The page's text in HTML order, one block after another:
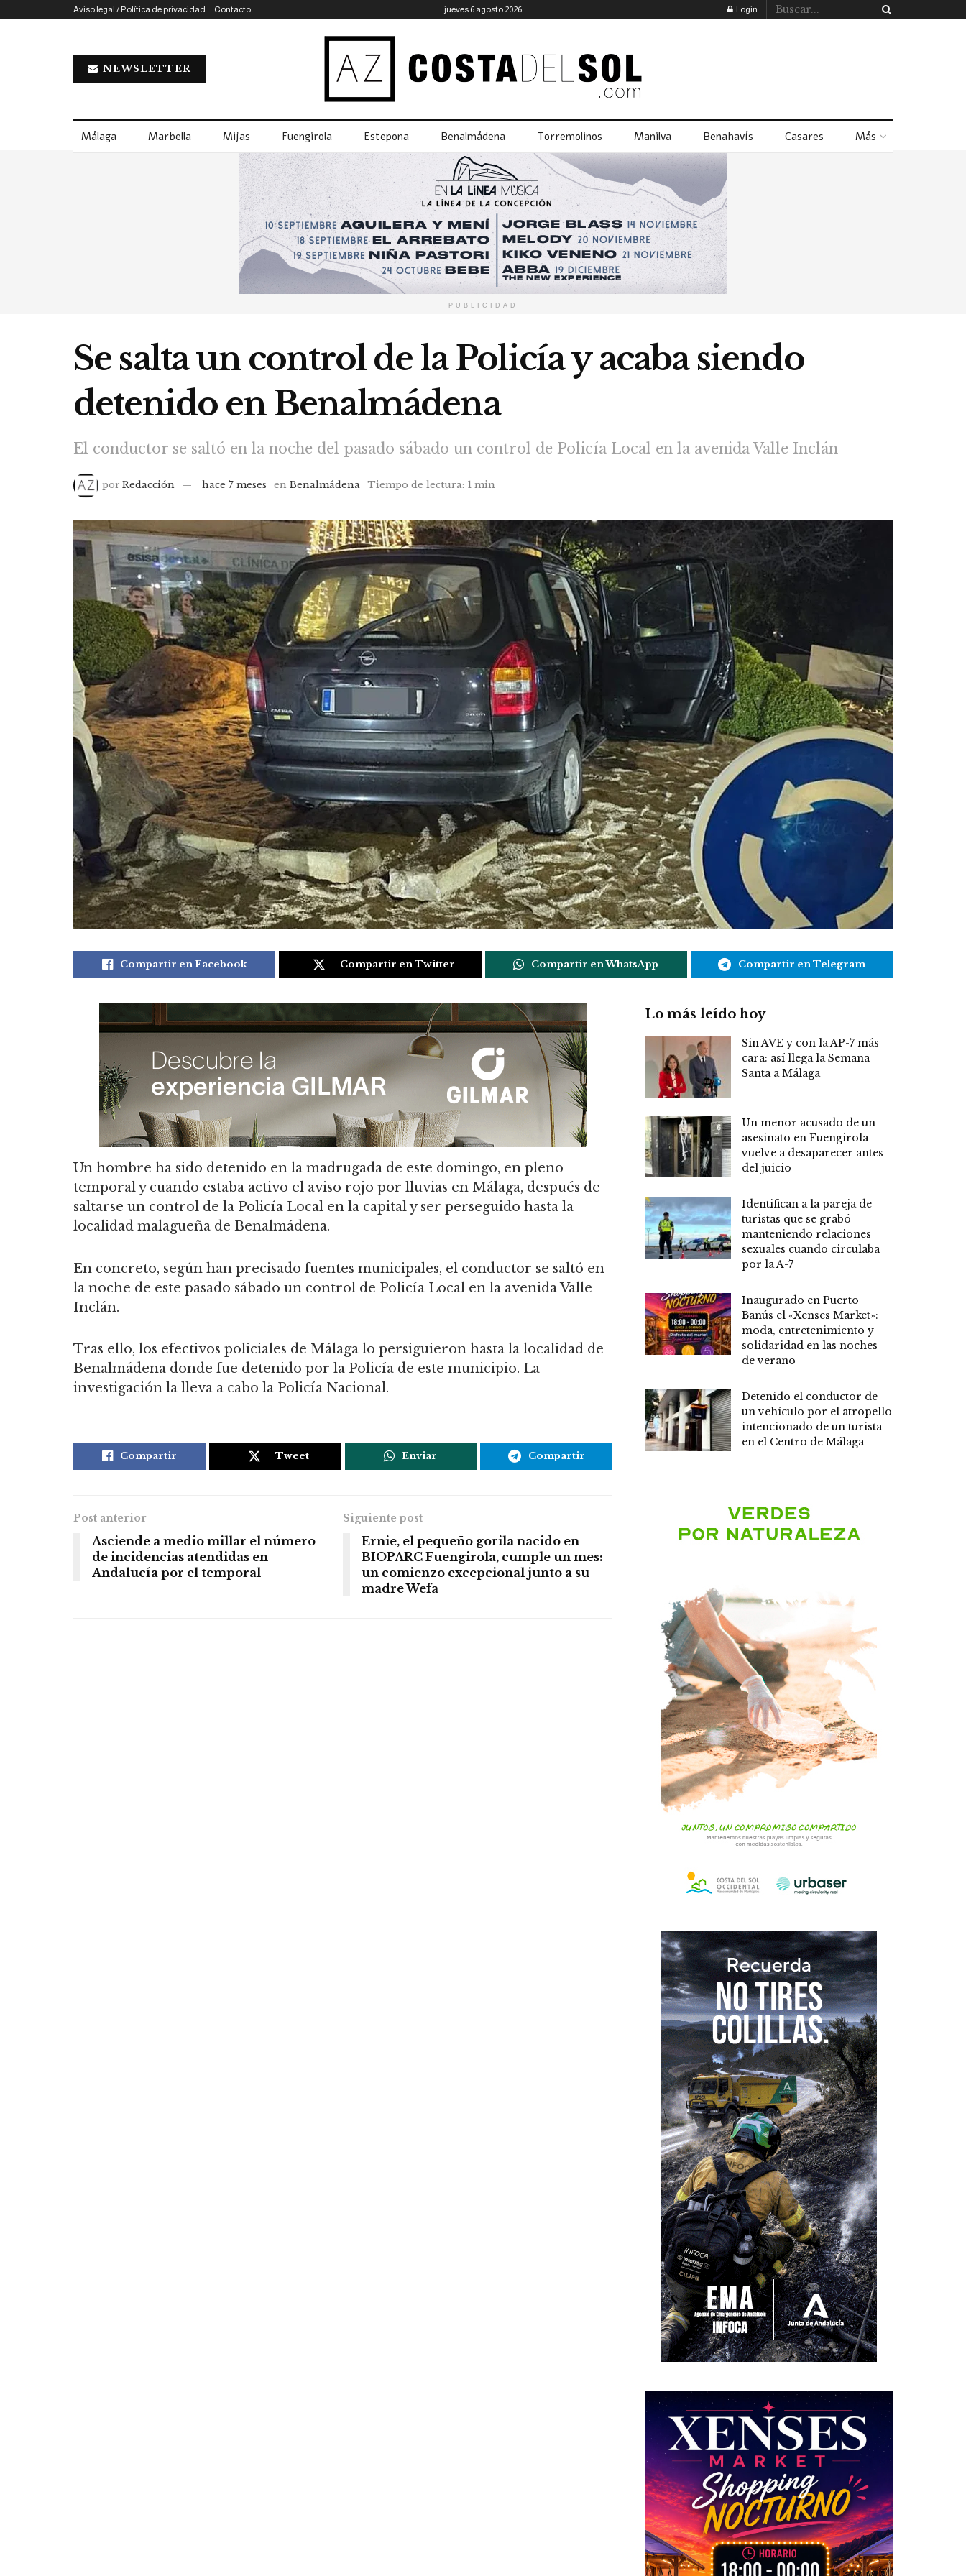
Aviso legal / Política de privacidad Contacto jueves 6 agosto 2026 Login
NEWSLETTER
Málaga Marbella Mijas Fuengirola Estepona Benalmádena Torremolinos Manilva Benahavís Casares Más
PUBLICIDAD
Se salta un control de la Policía y acaba siendo
detenido en Benalmádena
El conductor se saltó en la noche del pasado sábado un control de Policía Local en la avenida Valle Inclán
por Redacción hace 7 meses en Benalmádena Tiempo de lectura: 1 min
Compartir en Facebook Compartir en Twitter Compartir en WhatsApp Compartir en Telegram
Un hombre ha sido detenido en la madrugada de este domingo, en pleno
temporal y cuando estaba activo el aviso rojo por lluvias en Málaga, después de
saltarse un control de la Policía Local en la capital y ser perseguido hasta la
localidad malagueña de Benalmádena.
En concreto, según han precisado fuentes municipales, el conductor se saltó en
la noche de este pasado sábado un control de Policía Local en la avenida Valle
Inclán.
Tras ello, los efectivos policiales de Málaga lo persiguieron hasta la localidad de
Benalmádena donde fue detenido por la Policía de este municipio. La
investigación la lleva a cabo la Policía Nacional.
Compartir Tweet Enviar Compartir
Post anterior
Asciende a medio millar el número
de incidencias atendidas en
Andalucía por el temporal
Siguiente post
Ernie, el pequeño gorila nacido en
BIOPARC Fuengirola, cumple un mes:
un comienzo excepcional junto a su
madre Wefa
Lo más leído hoy
Sin AVE y con la AP-7 más
cara: así llega la Semana
Santa a Málaga
Un menor acusado de un
asesinato en Fuengirola
vuelve a desaparecer antes
del juicio
Identifican a la pareja de
turistas que se grabó
manteniendo relaciones
sexuales cuando circulaba
por la A-7
Inaugurado en Puerto
Banús el «Xenses Market»:
moda, entretenimiento y
solidaridad en las noches
de verano
Detenido el conductor de
un vehículo por el atropello
intencionado de un turista
en el Centro de Málaga